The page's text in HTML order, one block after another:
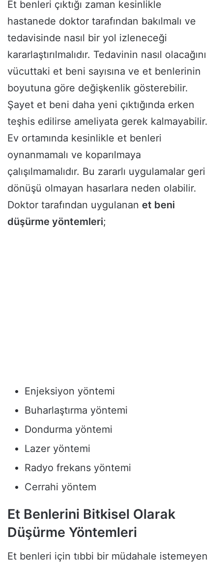
Et benleri çıktığı zaman kesinlikle
hastanede doktor tarafından bakılmalı ve
tedavisinde nasıl bir yol izleneceği
kararlaştırılmalıdır. Tedavinin nasıl olacağını
vücuttaki et beni sayısına ve et benlerinin
boyutuna göre değişkenlik gösterebilir.
Şayet et beni daha yeni çıktığında erken
teşhis edilirse ameliyata gerek kalmayabilir.
Ev ortamında kesinlikle et benleri
oynanmamalı ve koparılmaya
çalışılmamalıdır. Bu zararlı uygulamalar geri
dönüşü olmayan hasarlara neden olabilir.
Doktor tarafından uygulanan et beni
düşürme yöntemleri;
Enjeksiyon yöntemi
Buharlaştırma yöntemi
Dondurma yöntemi
Lazer yöntemi
Radyo frekans yöntemi
Cerrahi yöntem
Et Benlerini Bitkisel Olarak
Düşürme Yöntemleri
Et benleri için tıbbi bir müdahale istemeyen